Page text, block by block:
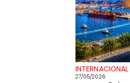
INTERNACIONAL
27/05/2026